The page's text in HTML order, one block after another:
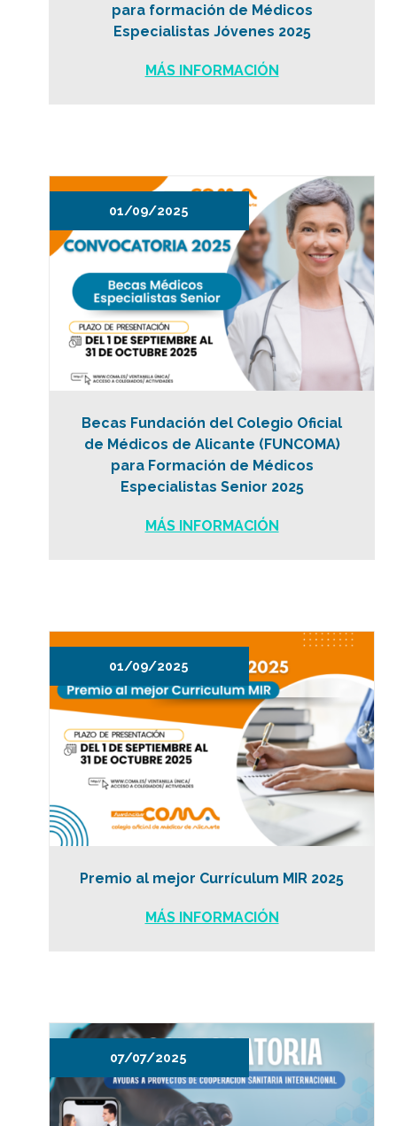
para formación de Médicos
Especialistas Jóvenes 2025
MÁS INFORMACIÓN
01/09/2025
Becas Fundación del Colegio Oficial
de Médicos de Alicante (FUNCOMA)
para Formación de Médicos
Especialistas Senior 2025
MÁS INFORMACIÓN
01/09/2025
Premio al mejor Currículum MIR 2025
MÁS INFORMACIÓN
07/07/2025